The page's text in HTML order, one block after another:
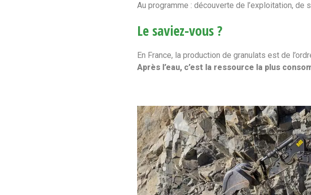
Au programme : découverte de l’exploitation, de
Le saviez-vous ?
En France, la production de granulats est de
Après l’eau, c’est la ressource la plus